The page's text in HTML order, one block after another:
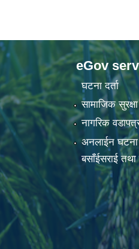
eGov
घटना दर्ता
सामाजिक
नागरिक
अनलाईन घटना
बसाँईसराई